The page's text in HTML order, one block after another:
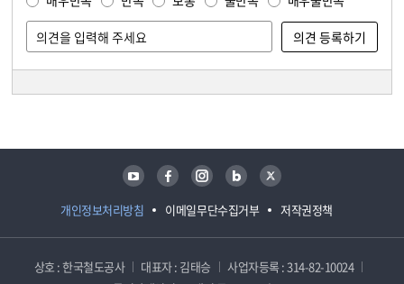
개인정보처리방침 이메일무단수집거부 저작권정책
유튜브 페이스북 인스타그램 블로그 트위터
상호 : 한국철도공사 대표자 : 김태승
사업자등록 : 314-82-10024